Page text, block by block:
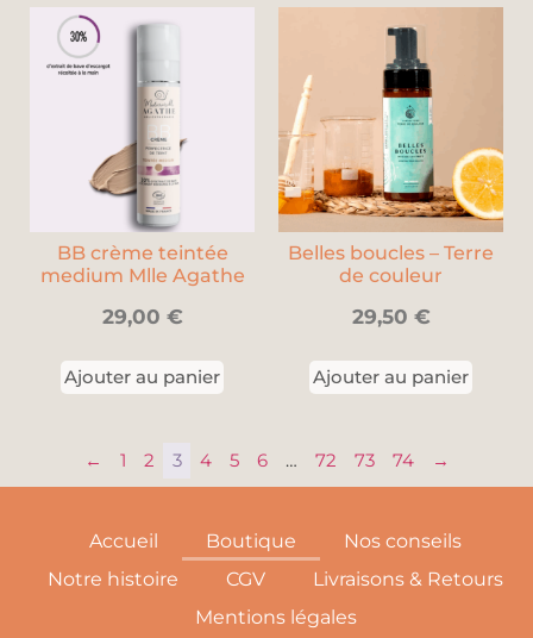
BB crème teintée
medium Mlle Agathe
29,00 €
Ajouter au panier
Belles boucles – Terre
de couleur
29,50 €
Ajouter au panier
← 1 2 3 4 5 6 … 72 73 74 →
Accueil Boutique
Nos conseils
Notre histoire
CGV
Livraisons & Retours
Mentions légales